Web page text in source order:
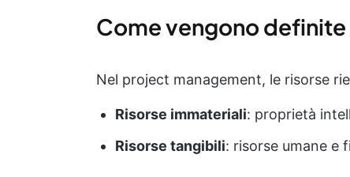
Come vengono definite
Nel project management, le risorse
Risorse immateriali: proprietà
Risorse tangibili: risorse umane e